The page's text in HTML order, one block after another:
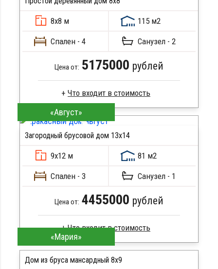
Метизы, саморезы, гвозди
Сборка на березовые нагеля, джут
Металлические сваи 108 диаметр
ПОДРОБНЕЕ
8х8 м 115 м2
Спален - 4 Санузел - 2
Цена от: 5175000 рублей
Сухой брус
Стропила, балки 50х200 мм
Кровля металлочерепица
Метизы, саморезы, гвозди
Сборка на березовые нагеля, джут
Металлические сваи 108 диаметр
ПОДРОБНЕЕ
«Август»
Загородный брусовой дом 13х14
9х12 м 81 м2
Спален - 3 Санузел - 1
Цена от: 4455000 рублей
Брус камерной сушки
Стропила, балки 50х200 мм
«Мария»
Дом из бруса мансардный 8x9